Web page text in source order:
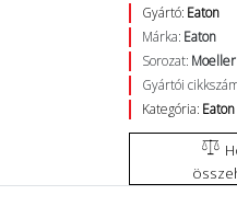
Gyártó: Eaton
Márka: Eaton
Sorozat:
Gyártói
Kategória: